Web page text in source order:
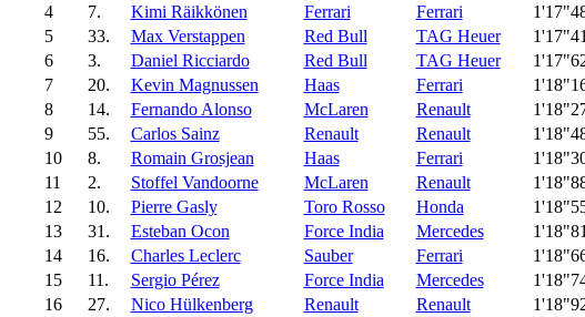
4
7. Kimi Räikkönen Ferrari Ferrari
5
33. Max Verstappen Red Bull TAG Heuer
6
3. Daniel Ricciardo Red Bull TAG Heuer
7
20. Kevin Magnussen Haas Ferrari
8
14. Fernando Alonso McLaren Renault
9
55. Carlos Sainz Renault Renault
10
8. Romain Grosjean Haas Ferrari
11
2. Stoffel Vandoorne McLaren Renault
12
10. Pierre Gasly Toro Rosso Honda
13
31. Esteban Ocon Force India Mercedes
14
16. Charles Leclerc Sauber Ferrari
15
11. Sergio Pérez Force India Mercedes
16
27. Nico Hülkenberg Renault Renault